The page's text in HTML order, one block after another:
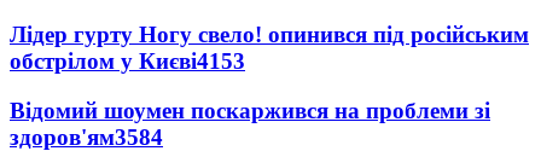
Лідер гурту Ногу свело! опинився під російським
обстрілом у Києві4153
Відомий шоумен поскаржився на проблеми зі
здоров'ям3584